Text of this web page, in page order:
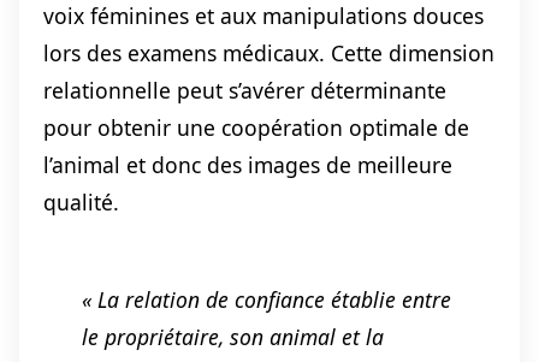
voix féminines et aux manipulations douces
lors des examens médicaux. Cette dimension
relationnelle peut s’avérer déterminante
pour obtenir une coopération optimale de
l’animal et donc des images de meilleure
qualité.
« La relation de confiance établie entre
le propriétaire, son animal et la